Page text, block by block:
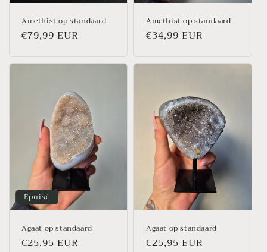
Amethist op standaard
Prix
€79,99 EUR
Amethist op standaard
Prix
€34,99 EUR
Épuisé
Agaat op standaard
Prix
€25,95 EUR
Agaat op standaard
Prix
€25,95 EUR